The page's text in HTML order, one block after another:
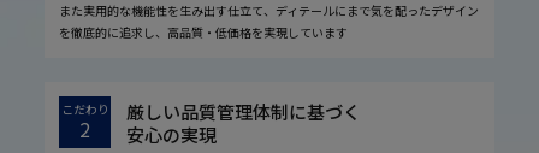
また実用的な機能性を生み出す仕立て、ディテールにまで気を配ったデザイン
を徹底的に追求し、高品質・低価格を実現しています
こだわり
2
厳しい品質管理体制に基づく
安心の実現